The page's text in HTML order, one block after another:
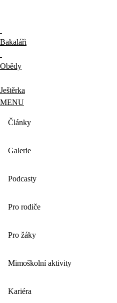
Bakaláři
Obědy
Ještěrka
MENU
Články
Galerie
Podcasty
Pro rodiče
Pro žáky
Mimoškolní aktivity
Kariéra